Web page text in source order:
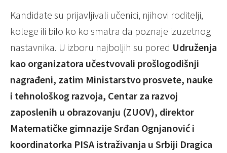
Kandidate su prijavljivali učenici, njihovi roditelji,
kolege ili bilo ko ko smatra da poznaje izuzetnog
nastavnika. U izboru najboljih su pored Udruženja
kao organizatora učestvovali prošlogodišnji
nagrađeni, zatim Ministarstvo prosvete, nauke
i tehnološkog razvoja, Centar za razvoj
zaposlenih u obrazovanju (ZUOV), direktor
Matematičke gimnazije Srđan Ognjanović i
koordinatorka PISA istraživanja u Srbiji Dragica